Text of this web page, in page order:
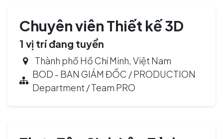
Chuyên viên Thiết kế 3D
1 vị trí đang tuyển
Thành phố Hồ Chí Minh,Việt Nam
BOD - BAN GIÁM ĐỐC / PRODUCTION
Department / Team PRO